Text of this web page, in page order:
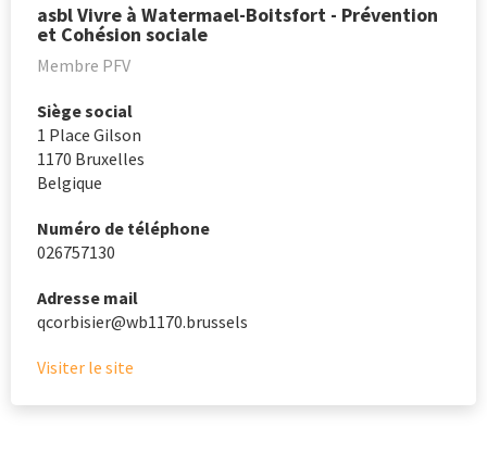
asbl Vivre à Watermael-Boitsfort - Prévention
et Cohésion sociale
Membre PFV
Siège social
1 Place Gilson
1170 Bruxelles
Belgique
Numéro de téléphone
026757130
Adresse mail
qcorbisier@wb1170.brussels
Visiter le site